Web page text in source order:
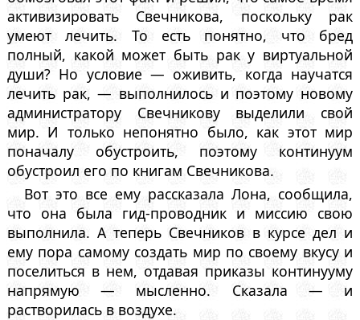
активизировать Свечникова, поскольку рак
умеют лечить. То есть понятно, что бред
полный, какой может быть рак у виртуальной
души? Но условие — оживить, когда научатся
лечить рак, — выполнилось и поэтому новому
администратору Свечникову выделили свой
мир. И только непонятно было, как этот мир
поначалу обустроить, поэтому континуум
обустроил его по книгам Свечникова.
Вот это все ему рассказала Лона, сообщила,
что она была гид-проводник и миссию свою
выполнила. А теперь Свечников в курсе дел и
ему пора самому создать мир по своему вкусу и
поселиться в нем, отдавая приказы континууму
напрямую — мысленно. Сказала — и
растворилась в воздухе.